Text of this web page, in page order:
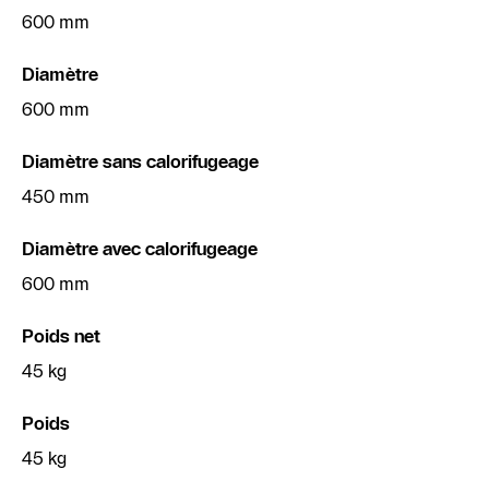
600 mm
Diamètre
600 mm
Diamètre sans calorifugeage
450 mm
Diamètre avec calorifugeage
600 mm
Poids net
45 kg
Poids
45 kg